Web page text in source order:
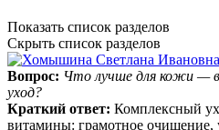
Показать список разделов
Скрыть список разделов
Вопрос: Что лучше для кожи —
уход?
Краткий ответ: Комплексный
витамины: грамотное очищение,